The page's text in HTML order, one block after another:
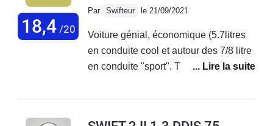
Plus jamais Suzuki !!!
18,4/20
Par Swifteur le 21/09/2021
Voiture génial, économique (5.7litres
en conduite cool et autour des 7/8 litre
en conduite "sport". Tien très bien la
et mouiller. Excellente habitabilité,